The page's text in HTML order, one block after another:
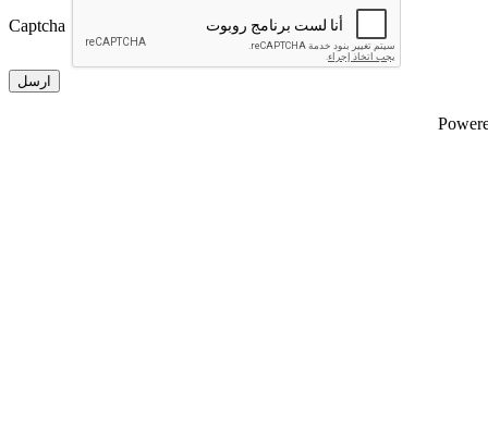
Captcha
ارسل